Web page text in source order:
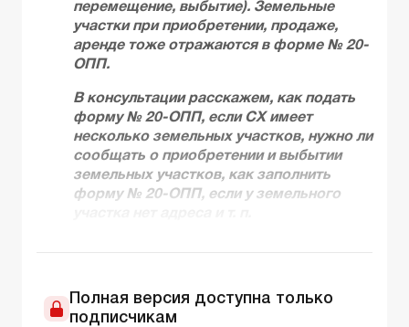
перемещение, выбытие). Земельные
участки при приобретении, продаже,
аренде тоже отражаются в форме № 20-
ОПП.
В консультации расскажем, как подать
форму № 20-ОПП, если СХ имеет
несколько земельных участков, нужно ли
сообщать о приобретении и выбытии
земельных участков, как заполнить
форму № 20-ОПП, если у земельного
Полная версия доступна только
подписчикам